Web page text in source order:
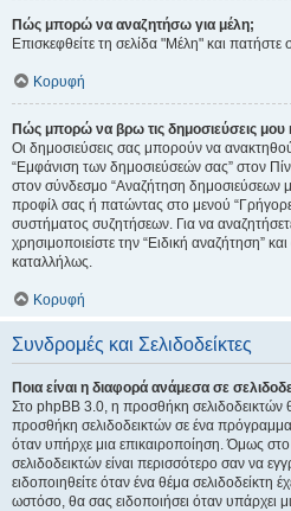
Πώς μπορώ να αναζητήσω για μέλη;
Επισκεφθείτε τη σελίδα "Μέλη" και
Κορυφή
Πώς μπορώ να βρω τις δημοσιεύσεις μου
Οι δημοσιεύσεις σας μπορούν να
“Εμφάνιση των δημοσιεύσεών σας” στον
στον σύνδεσμο “Αναζήτηση δημοσιεύσεων
προφίλ σας ή πατώντας στο μενού
συστήματος συζητήσεων. Για να
χρησιμοποιείστε την “Ειδική αναζήτηση”
καταλλήλως.
Κορυφή
Συνδρομές και Σελιδοδείκτες
Ποια είναι η διαφορά ανάμεσα σε
Στο phpBB 3.0, η προσθήκη σελιδοδεικτών
προσθήκη σελιδοδεικτών σε ένα
όταν υπήρχε μια επικαιροποίηση. Όμως
σελιδοδεικτών είναι περισσότερο σαν να
ειδοποιηθείτε όταν ένα θέμα σελιδοδείκτη
ωστόσο, θα σας ειδοποιήσει όταν υπάρχει